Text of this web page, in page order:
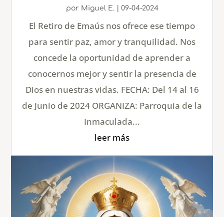
por Miguel E. | 09-04-2024
El Retiro de Emaús nos ofrece ese tiempo
para sentir paz, amor y tranquilidad. Nos
concede la oportunidad de aprender a
conocernos mejor y sentir la presencia de
Dios en nuestras vidas. FECHA: Del 14 al 16
de Junio de 2024 ORGANIZA: Parroquia de la
Inmaculada...
leer más